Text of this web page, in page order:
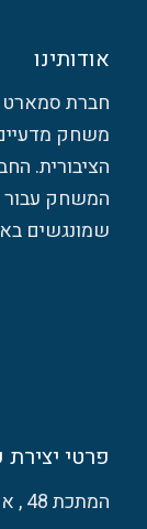
אודותינו
חברת סמארט
משחק
הציבורית.
המשחק עבור
שמונגשים
פרטי
המתכת 48 , אזור התעשייה הצפוני , אשדוד